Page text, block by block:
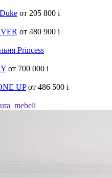
от 205 800 i
от 480 900 i
Princess
от 700 000 i
UP от 486 500 i